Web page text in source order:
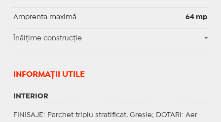
Amprenta maximă 64 mp
Înălțime construcție -
INFORMAŢII UTILE
INTERIOR
FINISAJE : Parchet triplu stratificat, Gresie; DOTARI : Aer